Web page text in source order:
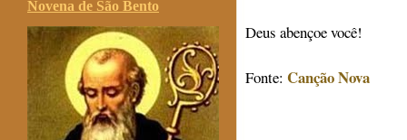
Novena de São Bento
Deus abençoe você!
Fonte: Canção Nova